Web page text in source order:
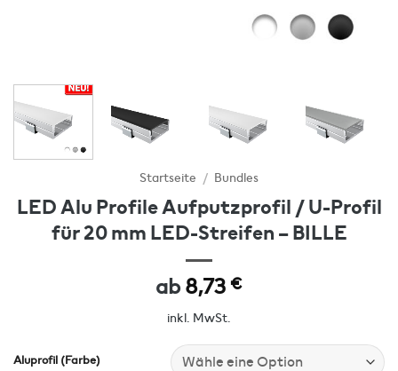
Startseite / Bundles
LED Alu Profile Aufputzprofil / U-Profil
für 20 mm LED-Streifen – BILLE
ab8,73 €
inkl. MwSt.
Aluprofil (Farbe)